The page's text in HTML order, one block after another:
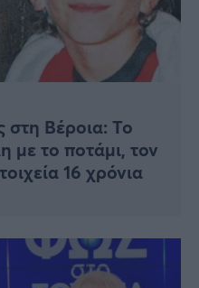
στη Βέροια: Το
με το ποτάμι, τον
16 χρόνια